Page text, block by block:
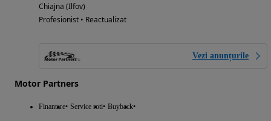
Chiajna (Ilfov)
Profesionist • Reactualizat
Vezi anunțurile
Motor Partners
Finantare Service roti Buyback